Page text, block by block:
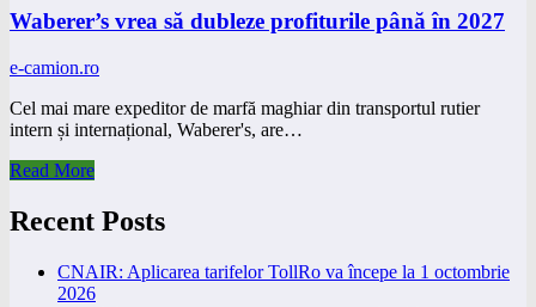
Waberer’s vrea să dubleze profiturile până în 2027
e-camion.ro
Cel mai mare expeditor de marfă maghiar din transportul rutier
intern și internațional, Waberer's, are…
Read More
Recent Posts
CNAIR: Aplicarea tarifelor TollRo va începe la 1 octombrie
2026